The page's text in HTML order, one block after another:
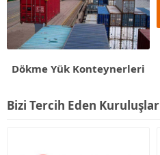
Dökme Yük Konteynerleri
Bizi Tercih Eden Kuruluşlar